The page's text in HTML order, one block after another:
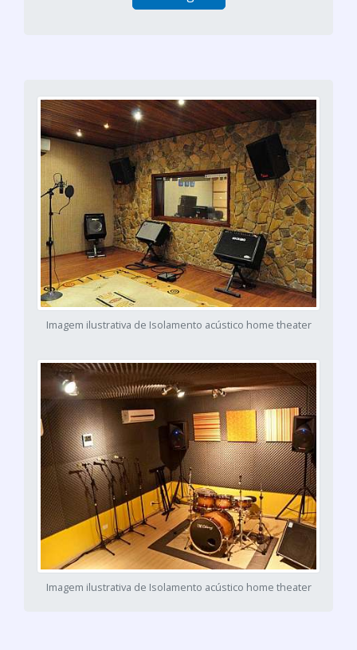
Imagem ilustrativa de Isolamento acústico home theater
Imagem ilustrativa de Isolamento acústico home theater